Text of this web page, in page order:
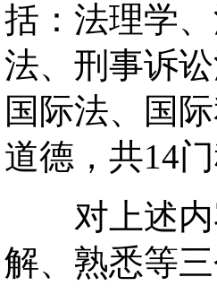
括：法理学
法、刑事诉
国际法、国
道德，共14门
对上述内
解、熟悉等